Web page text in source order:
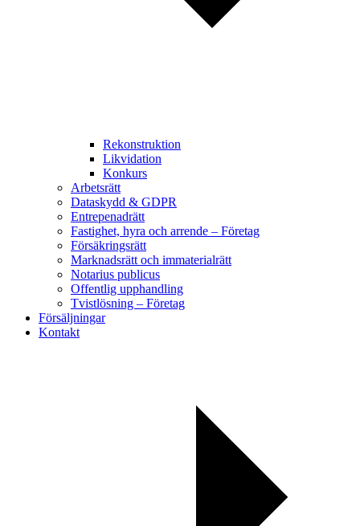
Rekonstruktion
Likvidation
Konkurs
Arbetsrätt
Dataskydd & GDPR
Entrepenadrätt
Fastighet, hyra och arrende – Företag
Försäkringsrätt
Marknadsrätt och immaterialrätt
Notarius publicus
Offentlig upphandling
Tvistlösning – Företag
Försäljningar
Kontakt